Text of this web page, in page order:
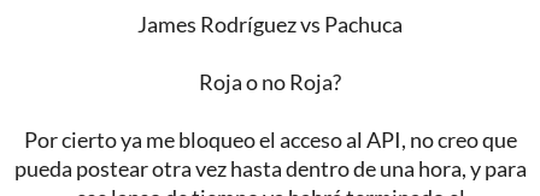
James Rodríguez vs Pachuca
Roja o no Roja?
Por cierto ya me bloqueo el acceso al API, no creo que
pueda postear otra vez hasta dentro de una hora, y para